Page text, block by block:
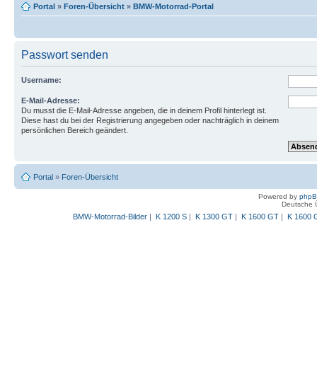
Portal » Foren-Übersicht » BMW-Motorrad-Portal
Passwort senden
Username:
E-Mail-Adresse:
Du musst die E-Mail-Adresse angeben, die in deinem Profil hinterlegt ist.
Diese hast du bei der Registrierung angegeben oder nachträglich in deinem
persönlichen Bereich geändert.
Portal » Foren-Übersicht
Powered by
Deutsche
BMW-Motorrad-Bilder| K 1200 S| K 1300 GT| K 1600 GT| K 1600